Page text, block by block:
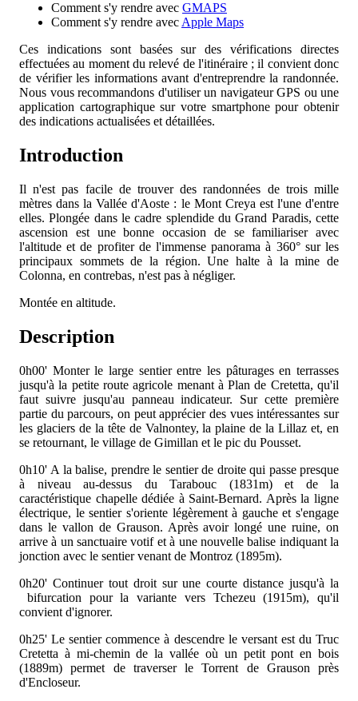
Comment s'y rendre avec GMAPS
Comment s'y rendre avec Apple Maps
Ces indications sont basées sur des vérifications directes
effectuées au moment du relevé de l'itinéraire ; il convient donc
de vérifier les informations avant d'entreprendre la randonnée.
Nous vous recommandons d'utiliser un navigateur GPS ou une
application cartographique sur votre smartphone pour obtenir
des indications actualisées et détaillées.
Introduction
Il n'est pas facile de trouver des randonnées de trois mille
mètres dans la Vallée d'Aoste : le Mont Creya est l'une d'entre
elles. Plongée dans le cadre splendide du Grand Paradis, cette
ascension est une bonne occasion de se familiariser avec
l'altitude et de profiter de l'immense panorama à 360° sur les
principaux sommets de la région. Une halte à la mine de
Colonna, en contrebas, n'est pas à négliger.
Montée en altitude.
Description
0h00' Monter le large sentierentre les pâturages en terrasses
jusqu'à la petite route agricole menant à Plan de Cretetta, qu'il
faut suivre jusqu'au panneau indicateur. Sur cette première
partie du parcours, on peut apprécier des vues intéressantes sur
les glaciers de la tête de Valnontey, la plaine de la Lillaz et, en
se retournant, le village de Gimillan et le pic du Pousset.
0h10' A la balise, prendre le sentier de droite qui passe presque
à niveau au-dessus du Tarabouc (1831m) et de la
caractéristique chapelle dédiée à Saint-Bernard. Après la ligne
électrique, le sentier s'oriente légèrement à gauche et s'engage
dans le vallon de Grauson. Après avoir longé une ruine, on
arrive à un sanctuaire votif et à une nouvelle balise indiquant la
jonction avec le sentiervenant de Montroz (1895m).
0h20' Continuer tout droit sur une courte distance jusqu'à la
bifurcation pour la variante vers Tchezeu (1915m), qu'il
convient d'ignorer.
0h25' Le sentier commence à descendre le versant est du Truc
Cretetta à mi-chemin de la vallée où un petit pont en bois
(1889m) permet de traverser le Torrent de Grauson près
d'Encloseur.